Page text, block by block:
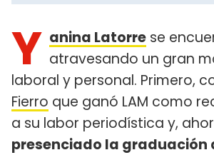
Y anina Latorre se
atravesando un gran
laboral y personal. Primero,
Fierro que ganó LAM como
a su labor periodística y,
presenciado la graduación